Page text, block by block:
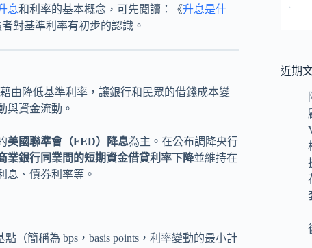
息和利率的基本概念，可先閱讀：《升息是什
對基準利率有初步的認識。
藉由降低基準利率，讓銀行和民眾的借錢成本變
與資金流動。
美國聯準會（FED）降息為主。在公布調降央行
業銀行同業間的短期資金借貸利率下降並維持在
息、債券利率等。
（簡稱為 bps，basis points，利率變動的最小計
近期